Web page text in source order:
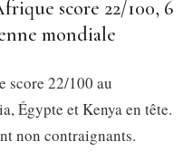
score 22/100, 6
mondiale
score 22/100 au
Égypte et Kenya en tête.
non contraignants.